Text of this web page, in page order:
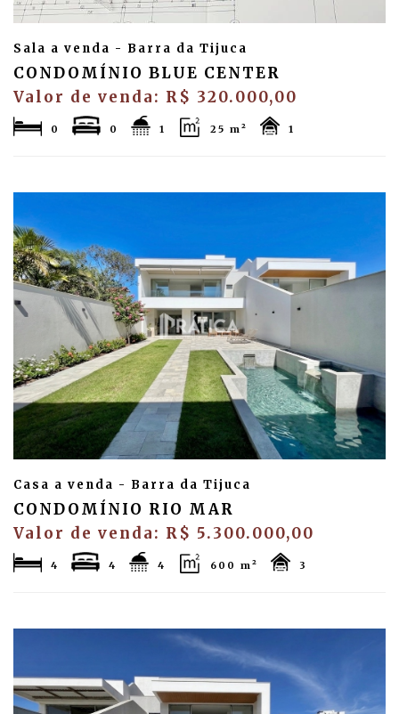
Sala a venda - Barra da Tijuca
CONDOMÍNIO BLUE CENTER
Valor de venda: R$ 320.000,00
0 0 1 25 m² 1
Casa a venda - Barra da Tijuca
CONDOMÍNIO RIO MAR
Valor de venda: R$ 5.300.000,00
4 4 4 600 m² 3